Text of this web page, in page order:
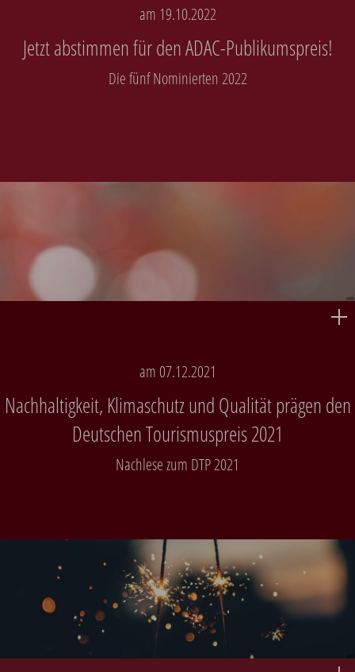
am 19.10.2022
Jetzt abstimmen für den ADAC-Publikumspreis!
Die fünf Nominierten 2022
am 07.12.2021
Nachhaltigkeit, Klimaschutz und Qualität prägen den
Deutschen Tourismuspreis 2021
Nachlese zum DTP 2021